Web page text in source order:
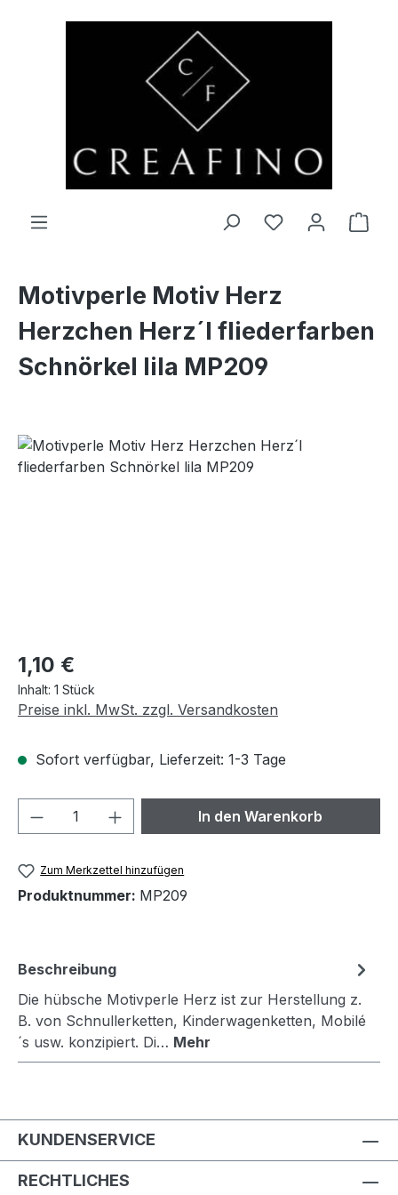
Zum Hauptinhalt springen
Du hast 0
Motivperle Motiv Herz
Herzchen Herz´l fliederfarben
Schnörkel lila MP209
Regulärer Preis:
1,10 €
Inhalt: 1 Stück
Preise inkl. MwSt. zzgl. Versandkosten
Sofort verfügbar, Lieferzeit: 1-3 Tage
Produkt Anzahl: Gib denIn den Warenkorb
Zum Merkzettel hinzufügen
Produktnummer: MP209
Beschreibung
Die hübsche Motivperle Herz ist zur Herstellung z.
B. von Schnullerketten, Kinderwagenketten, Mobilé
´s usw. konzipiert. Di… Mehr
KUNDENSERVICE
RECHTLICHES